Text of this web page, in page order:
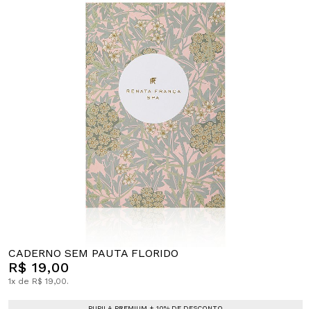
CADERNO SEM PAUTA FLORIDO
R$ 19,00
1x de R$ 19,00.